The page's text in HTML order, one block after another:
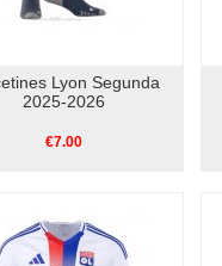
Lyon Segunda
2025-2026
€7.00